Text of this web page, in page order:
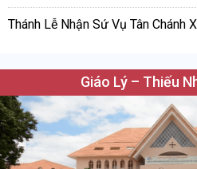
Thánh Lễ Nhận Sứ Vụ Tân Chánh
Giáo Lý – Thiếu